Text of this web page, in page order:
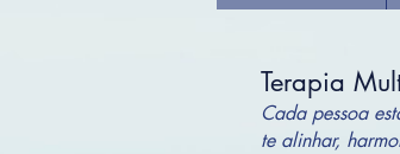
Terapia
Cada pessoa
te alinhar,